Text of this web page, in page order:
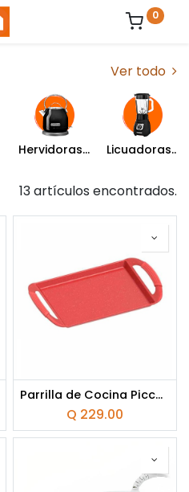
0
Ver todo
Hervidoras y Percoladoras Licuadoras y Batidoras
13 artículos encontrados.
Parrilla de Cocina Picca Da Vinci Mármol Rojo
Q 229.00